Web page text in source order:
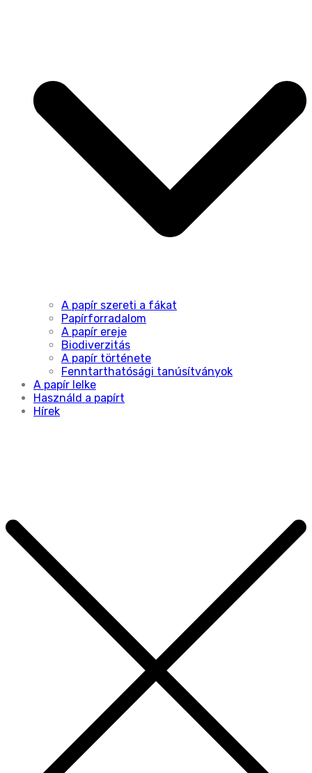
A papír szereti a fákat
Papírforradalom
A papír ereje
Biodiverzitás
A papír története
Fenntarthatósági tanúsítványok
A papír lelke
Használd a papírt
Hírek